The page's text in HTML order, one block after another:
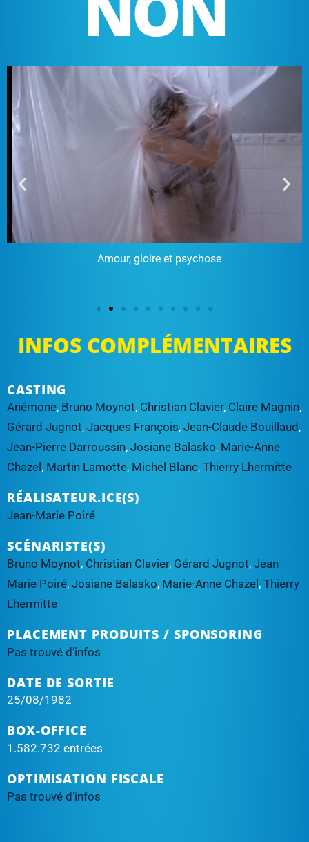
Amour, gloire et psychose
INFOS COMPLÉMENTAIRES
CASTING
Anémone, Bruno Moynot, Christian Clavier, Claire Magnin,
Gérard Jugnot, Jacques François, Jean-Claude Bouillaud ,
Jean-Pierre Darroussin, Josiane Balasko, Marie-Anne
Chazel , Martin Lamotte, Michel Blanc, Thierry Lhermitte
RÉALISATEUR.ICE(S)
Jean-Marie Poiré
SCÉNARISTE(S)
Bruno Moynot, Christian Clavier, Gérard Jugnot, Jean-
Marie Poiré, Josiane Balasko, Marie-Anne Chazel, Thierry
Lhermitte
PLACEMENT PRODUITS / SPONSORING
Pas trouvé d’infos
DATE DE SORTIE
25/08/1982
BOX-OFFICE
1.582.732 entrées
OPTIMISATION FISCALE
Pas trouvé d’infos